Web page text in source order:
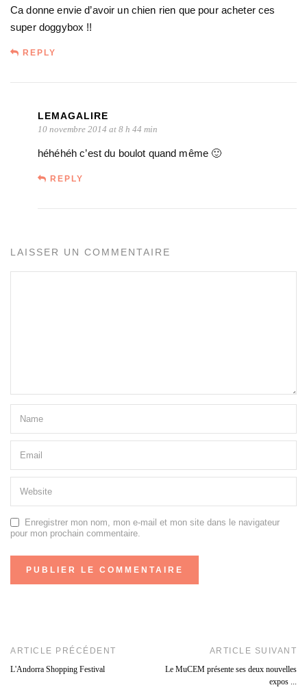
Ca donne envie d’avoir un chien rien que pour acheter ces
super doggybox !!
REPLY
LEMAGALIRE
10 novembre 2014 at 8 h 44 min
héhéhéh c’est du boulot quand même 🙂
REPLY
LAISSER UN COMMENTAIRE
Enregistrer mon nom, mon e-mail et mon site dans le navigateur
pour mon prochain commentaire.
ARTICLE PRÉCÉDENT
L'Andorra Shopping Festival
ARTICLE SUIVANT
Le MuCEM présente ses deux nouvelles
expos ...